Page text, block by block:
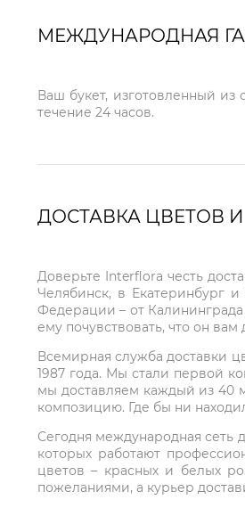
МЕЖДУНАРОДНАЯ
Ваш букет, изготовленный
течение 24 часов.
ДОСТАВКА ЦВЕТОВ
Доверьте Interflora честь
Челябинск, в Екатеринбург
Федерации – от
ему почувствовать, что он вам
Всемирная служба доставки
1987 года. Мы стали первой
мы доставляем каждый из 40
композицию. Где бы ни
Сегодня международная сеть
которых работают
цветов – красных и белых
пожеланиями, а курьер